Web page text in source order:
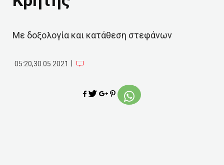
Με δοξολογία και κατάθεση στεφάνων
05:20,30.05.2021